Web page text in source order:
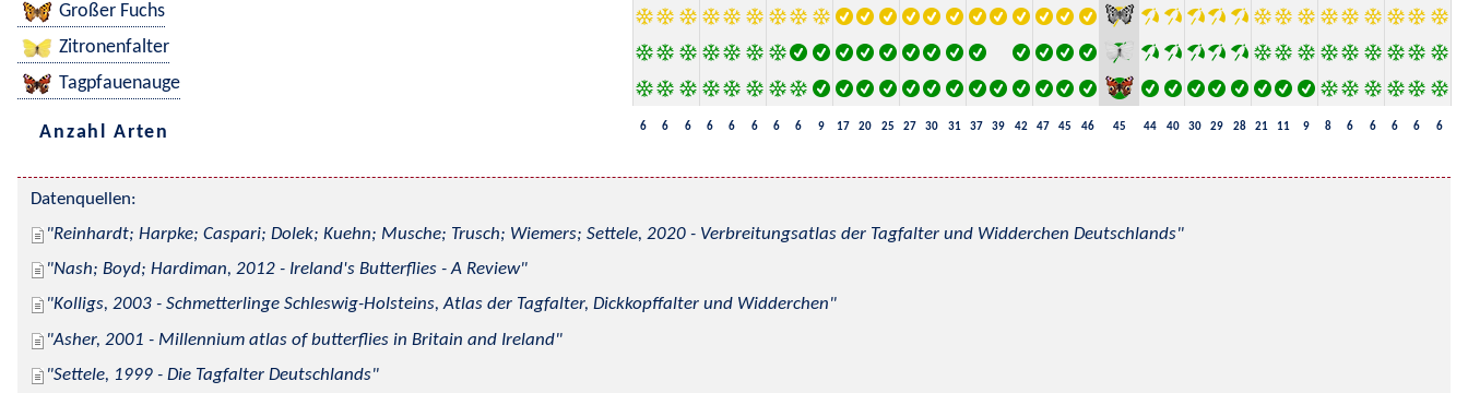
Großer Fuchs
Zitronenfalter
Tagpfauenauge
Anzahl Arten 6 6 6 6 6 6 6 6 9 17 20 25 27 30 31 37 39 42 47 45 46 45 44 40 30 29 28 21 11 9 8 6 6 6 6 6
Datenquellen:
Reinhardt; Harpke; Caspari; Dolek; Kuehn; Musche; Trusch; Wiemers; Settele, 2020 - Verbreitungsatlas der Tagfalter und Widderchen Deutschlands
Nash; Boyd; Hardiman, 2012 - Ireland's Butterflies - A Review
Kolligs, 2003 - Schmetterlinge Schleswig-Holsteins, Atlas der Tagfalter, Dickkopffalter und Widderchen
Asher, 2001 - Millennium atlas of butterflies in Britain and Ireland
Settele, 1999 - Die Tagfalter Deutschlands